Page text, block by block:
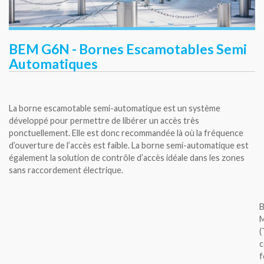
BEM G6N - Bornes Escamotables Semi
Automatiques
La borne escamotable semi-automatique est un système
développé pour permettre de libérer un accès très
ponctuellement. Elle est donc recommandée là où la fréquence
d’ouverture de l’accès est faible. La borne semi-automatique est
également la solution de contrôle d’accès idéale dans les zones
sans raccordement électrique.